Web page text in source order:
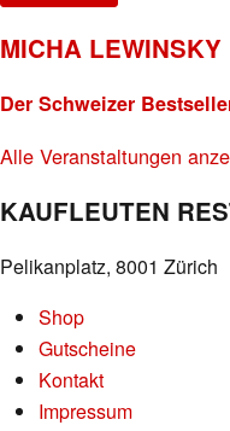
MICHA LEWINSKY
Der Schweizer
Alle Veranstaltungen
KAUFLEUTEN
Pelikanplatz, 8001 Zürich
Shop
Gutscheine
Kontakt
Impressum